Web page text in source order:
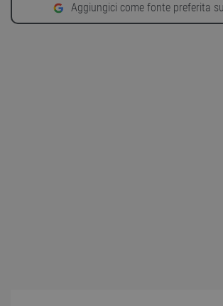
Aggiungici come fonte preferita